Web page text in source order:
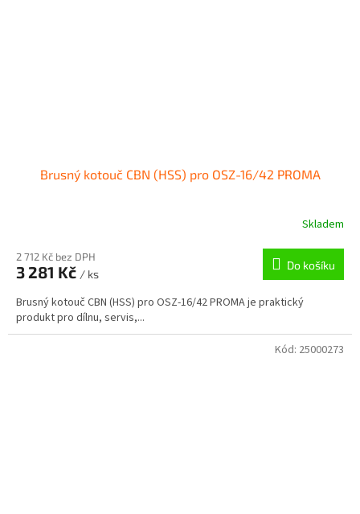
Brusný kotouč CBN (HSS) pro OSZ-16/42 PROMA
Skladem
2 712 Kč bez DPH
3 281 Kč / ks
Do košíku
Brusný kotouč CBN (HSS) pro OSZ-16/42 PROMA je praktický
produkt pro dílnu, servis,...
Kód: 25000273